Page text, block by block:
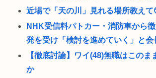
近場で「天の川」見れる場所教えて
NHK受信料パトカー・消防車から
発を受け「検討を進めていく」と会
【徹底討論】ワイ(48)無職はこのま
か